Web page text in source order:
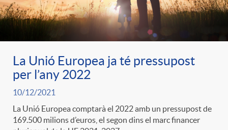
La Unió Europea ja té pressupost
per l’any 2022
10/12/2021
La Unió Europea comptarà el 2022 amb un pressupost de
169.500 milions d’euros, el segon dins el marc financer